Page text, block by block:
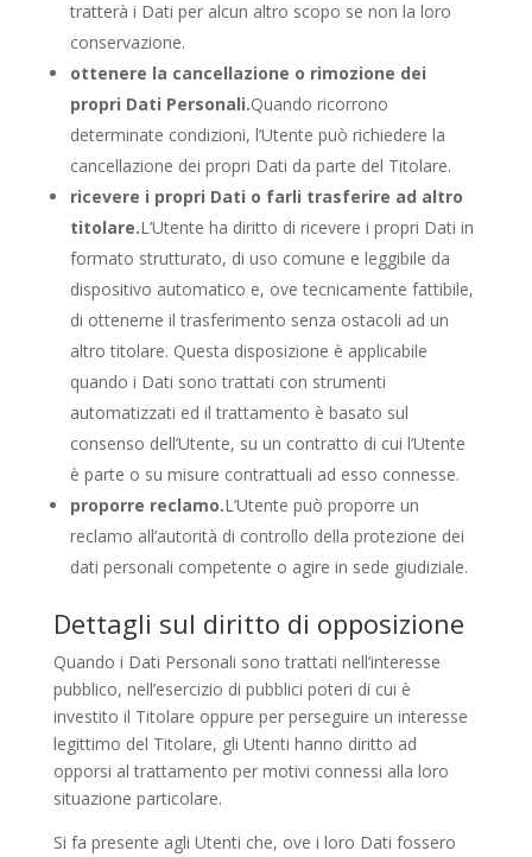
tratterà i Dati per alcun altro scopo se non la loro
conservazione.
ottenere la cancellazione o rimozione dei
propri Dati Personali.Quando ricorrono
determinate condizioni, l’Utente può richiedere la
cancellazione dei propri Dati da parte del Titolare.
ricevere i propri Dati o farli trasferire ad altro
titolare.L’Utente ha diritto di ricevere i propri Dati in
formato strutturato, di uso comune e leggibile da
dispositivo automatico e, ove tecnicamente fattibile,
di ottenerne il trasferimento senza ostacoli ad un
altro titolare. Questa disposizione è applicabile
quando i Dati sono trattati con strumenti
automatizzati ed il trattamento è basato sul
consenso dell’Utente, su un contratto di cui l’Utente
è parte o su misure contrattuali ad esso connesse.
proporre reclamo.L’Utente può proporre un
reclamo all’autorità di controllo della protezione dei
dati personali competente o agire in sede giudiziale.
Dettagli sul diritto di opposizione
Quando i Dati Personali sono trattati nell’interesse
pubblico, nell’esercizio di pubblici poteri di cui è
investito il Titolare oppure per perseguire un interesse
legittimo del Titolare, gli Utenti hanno diritto ad
opporsi al trattamento per motivi connessi alla loro
situazione particolare.
Si fa presente agli Utenti che, ove i loro Dati fossero